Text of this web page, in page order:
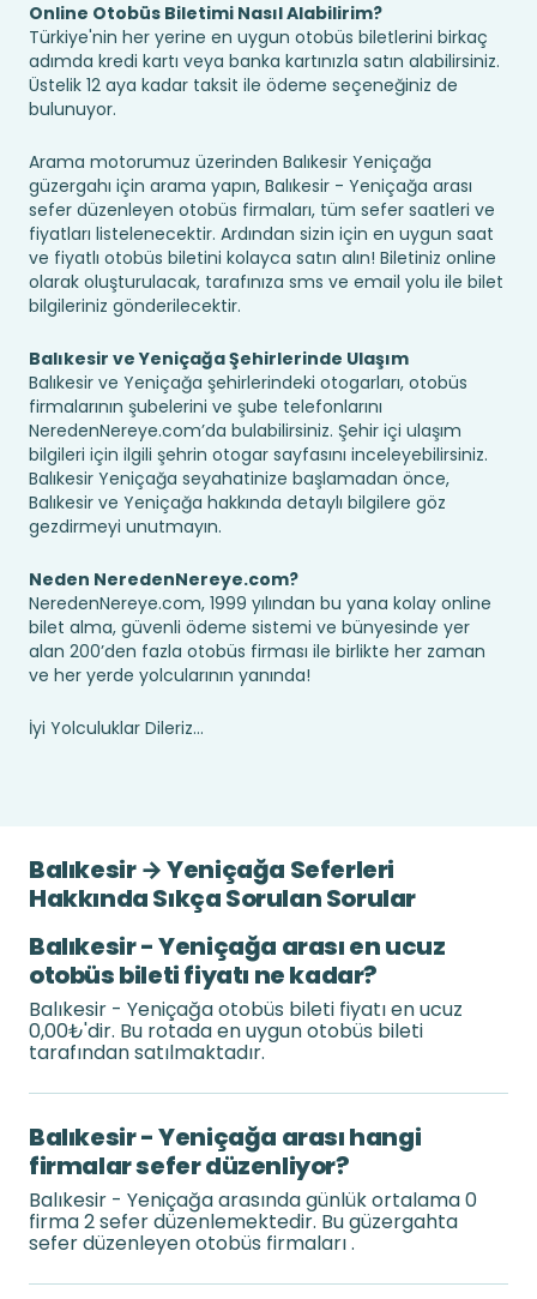
Online Otobüs Biletimi Nasıl Alabilirim?
Türkiye'nin her yerine en uygun otobüs biletlerini birkaç
adımda kredi kartı veya banka kartınızla satın alabilirsiniz.
Üstelik 12 aya kadar taksit ile ödeme seçeneğiniz de
bulunuyor.
Arama motorumuz üzerinden Balıkesir Yeniçağa
güzergahı için arama yapın, Balıkesir - Yeniçağa arası
sefer düzenleyen otobüs firmaları, tüm sefer saatleri ve
fiyatları listelenecektir. Ardından sizin için en uygun saat
ve fiyatlı otobüs biletini kolayca satın alın! Biletiniz online
olarak oluşturulacak, tarafınıza sms ve email yolu ile bilet
bilgileriniz gönderilecektir.
Balıkesir ve Yeniçağa Şehirlerinde Ulaşım
Balıkesir ve Yeniçağa şehirlerindeki otogarları, otobüs
firmalarının şubelerini ve şube telefonlarını
NeredenNereye.com’da bulabilirsiniz. Şehir içi ulaşım
bilgileri için ilgili şehrin otogar sayfasını inceleyebilirsiniz.
Balıkesir Yeniçağa seyahatinize başlamadan önce,
Balıkesir ve Yeniçağa hakkında detaylı bilgilere göz
gezdirmeyi unutmayın.
Neden NeredenNereye.com?
NeredenNereye.com, 1999 yılından bu yana kolay online
bilet alma, güvenli ödeme sistemi ve bünyesinde yer
alan 200’den fazla otobüs firması ile birlikte her zaman
ve her yerde yolcularının yanında!
İyi Yolculuklar Dileriz...
Balıkesir → Yeniçağa Seferleri
Hakkında Sıkça Sorulan Sorular
Balıkesir - Yeniçağa arası en ucuz
otobüs bileti fiyatı ne kadar?
Balıkesir - Yeniçağa otobüs bileti fiyatı en ucuz
0,00₺'dir. Bu rotada en uygun otobüs bileti
tarafından satılmaktadır.
Balıkesir - Yeniçağa arası hangi
firmalar sefer düzenliyor?
Balıkesir - Yeniçağa arasında günlük ortalama 0
firma 2 sefer düzenlemektedir. Bu güzergahta
sefer düzenleyen otobüs firmaları .